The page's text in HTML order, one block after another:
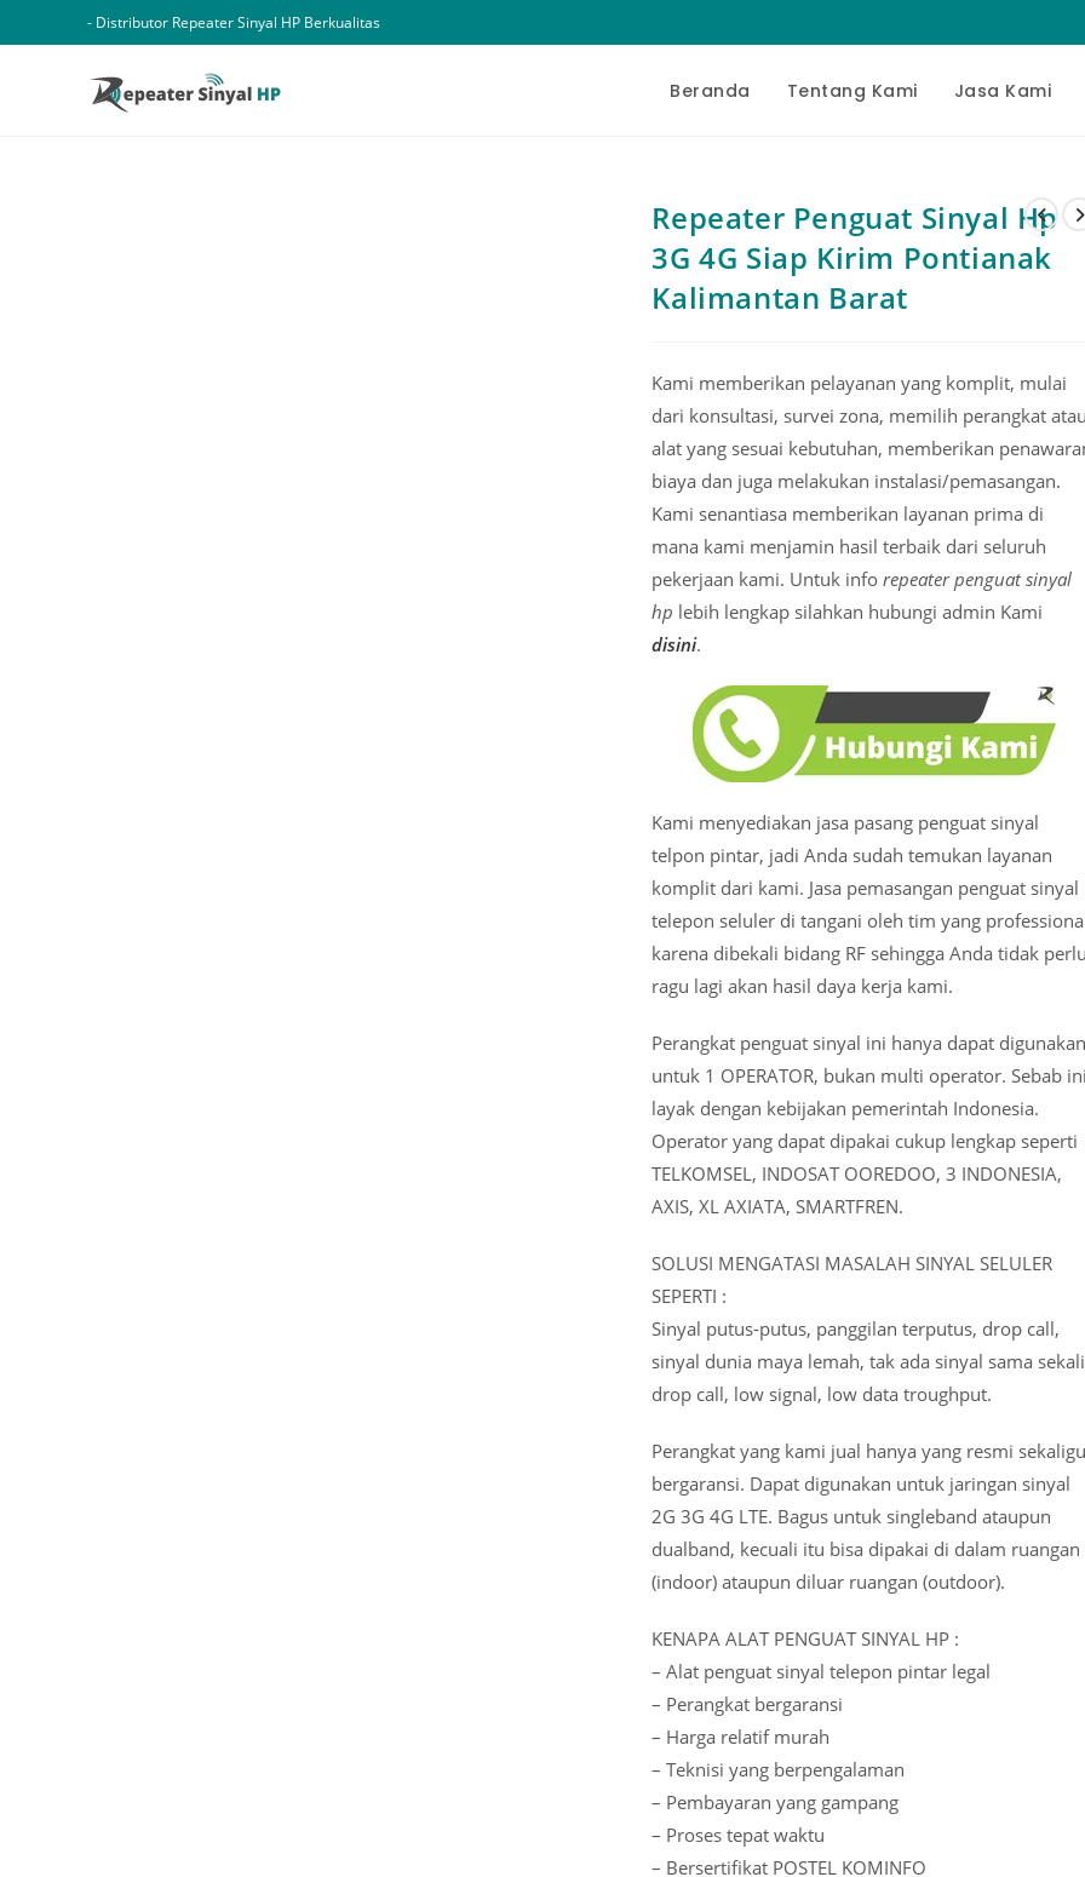
to
- Distributor Repeater Sinyal HP Berkualitas
Beranda Tentang Kami Jasa Kami
Repeater Penguat Sinyal Hp
3G 4G Siap Kirim Pontianak
Kalimantan Barat
Kami memberikan pelayanan yang komplit, mulai
dari konsultasi, survei zona, memilih perangkat
alat yang sesuai kebutuhan, memberikan
biaya dan juga melakukan instalasi/pemasangan.
Kami senantiasa memberikan layanan prima di
mana kami menjamin hasil terbaik dari seluruh
pekerjaan kami. Untuk inforepeater penguat sinyal
hp lebih lengkap silahkan hubungi admin Kami
disini.
Kami menyediakan jasa pasang penguat sinyal
telpon pintar, jadi Anda sudah temukan layanan
komplit dari kami. Jasa pemasangan penguat sinyal
telepon seluler di tangani oleh tim yang
karena dibekali bidang RF sehingga Anda tidak
ragu lagi akan hasil daya kerja kami.
Perangkat penguat sinyal ini hanya dapat
untuk 1 OPERATOR, bukan multi operator. Sebab
layak dengan kebijakan pemerintah Indonesia.
Operator yang dapat dipakai cukup lengkap seperti
TELKOMSEL, INDOSAT OOREDOO, 3 INDONESIA,
AXIS, XL AXIATA, SMARTFREN.
SOLUSI MENGATASI MASALAH SINYAL SELULER
SEPERTI :
Sinyal putus-putus, panggilan terputus, drop call,
sinyal dunia maya lemah, tak ada sinyal sama
drop call, low signal, low data troughput.
Perangkat yang kami jual hanya yang resmi
bergaransi. Dapat digunakan untuk jaringan sinyal
2G 3G 4G LTE. Bagus untuk singleband ataupun
dualband, kecuali itu bisa dipakai di dalam ruangan
(indoor) ataupun diluar ruangan (outdoor).
KENAPA ALAT PENGUAT SINYAL HP :
– Alat penguat sinyal telepon pintar legal
– Perangkat bergaransi
– Harga relatif murah
– Teknisi yang berpengalaman
– Pembayaran yang gampang
– Proses tepat waktu
– Bersertifikat POSTEL KOMINFO